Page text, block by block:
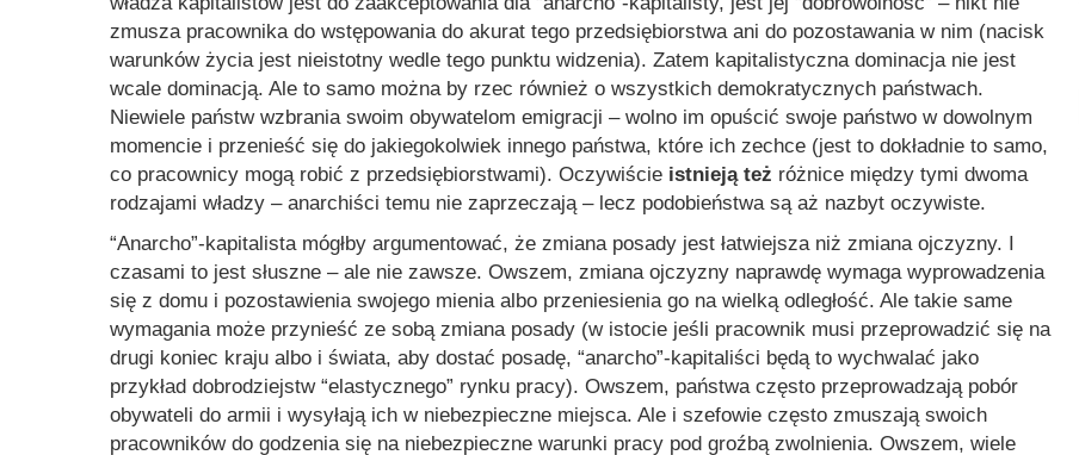
zmusza pracownika do wstępowania do akurat tego przedsiębiorstwa ani do pozostawania w nim (nacisk
warunków życia jest nieistotny wedle tego punktu widzenia). Zatem kapitalistyczna dominacja nie jest
wcale dominacją. Ale to samo można by rzec również o wszystkich demokratycznych państwach.
Niewiele państw wzbrania swoim obywatelom emigracji – wolno im opuścić swoje państwo w dowolnym
momencie i przenieść się do jakiegokolwiek innego państwa, które ich zechce (jest to dokładnie to samo,
co pracownicy mogą robić z przedsiębiorstwami). Oczywiście istnieją też różnice między tymi dwoma
rodzajami władzy – anarchiści temu nie zaprzeczają – lecz podobieństwa są aż nazbyt oczywiste.
“Anarcho”-kapitalista mógłby argumentować, że zmiana posady jest łatwiejsza niż zmiana ojczyzny. I
czasami to jest słuszne – ale nie zawsze. Owszem, zmiana ojczyzny naprawdę wymaga wyprowadzenia
się z domu i pozostawienia swojego mienia albo przeniesienia go na wielką odległość. Ale takie same
wymagania może przynieść ze sobą zmiana posady (w istocie jeśli pracownik musi przeprowadzić się na
drugi koniec kraju albo i świata, aby dostać posadę, “anarcho”-kapitaliści będą to wychwalać jako
przykład dobrodziejstw “elastycznego” rynku pracy). Owszem, państwa często przeprowadzają pobór
obywateli do armii i wysyłają ich w niebezpieczne miejsca. Ale i szefowie często zmuszają swoich
pracowników do godzenia się na niebezpieczne warunki pracy pod groźbą zwolnienia. Owszem, wiele